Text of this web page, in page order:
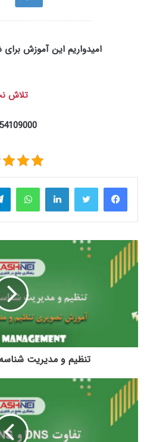
امیدواریم این آموزش برای
تلاش
لینکدینواتس آپ
تنظیم و مدیریت